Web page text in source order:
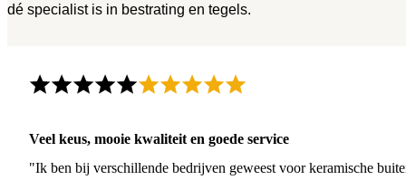
dé specialist is in bestrating en tegels.
Veel keus, mooie kwaliteit en goede service
"Ik ben bij verschillende bedrijven geweest voor keramische